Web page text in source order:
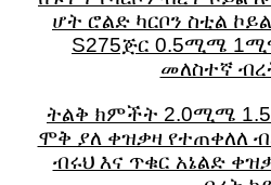
ሆት ሮልድ ካርቦን ስቲል
S275ጅር 0.5ሚሜ
መለስተኛ
ትልቅ ክምችት 2.0ሚሜ
ሞቅ ያለ ቀዝቃዛ የተጠቀለለ
ብሩህ እና ጥቁር አኔልድ